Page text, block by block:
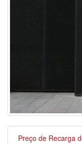
Preço de Recarga